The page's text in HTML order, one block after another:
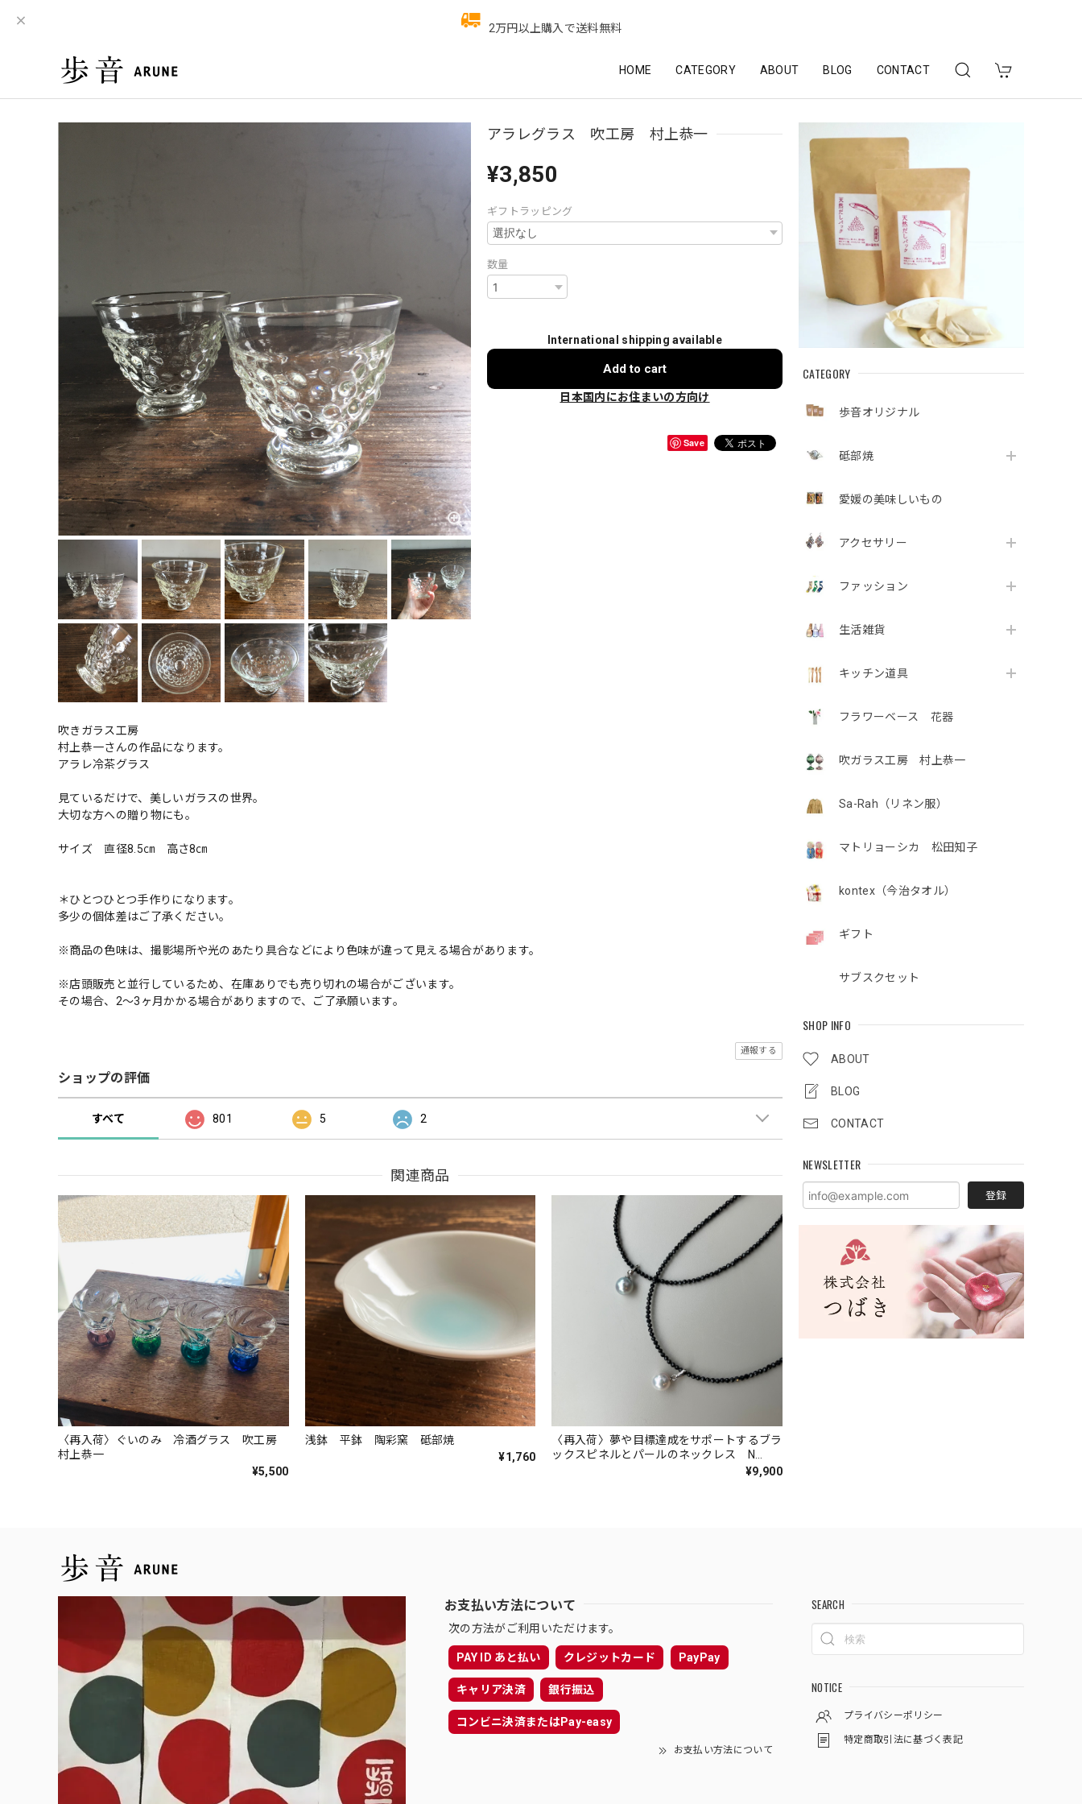
2万円以上購入で送料無料
HOME CATEGORY ABOUT BLOG CONTACT
CATEGORY
歩音オリジナル
砥部焼
愛媛の美味しいもの
アクセサリー
ファッション
生活雑貨
キッチン道具
フラワーベース 花器
吹ガラス工房 村上恭一
Sa-Rah（リネン服）
マトリョーシカ 松田知子
kontex（今治タオル）
ギフト
サブスクセット
SHOP INFO
ABOUT
BLOG
CONTACT
NEWSLETTER
登録
アラレグラス 吹工房 村上恭一
¥3,850
ギフトラッピング
数量
International shipping available
Add to cart
日本国内にお住まいの方向け
Save
吹きガラス工房
村上恭一さんの作品になります。
アラレ冷茶グラス
見ているだけで、美しいガラスの世界。
大切な方への贈り物にも。
サイズ 直径8.5㎝ 高さ8㎝
＊ひとつひとつ手作りになります。
多少の個体差はご了承ください。
※商品の色味は、撮影場所や光のあたり具合などにより色味が違って見える場合があります。
※店頭販売と並行しているため、在庫ありでも売り切れの場合がございます。
その場合、2〜3ヶ月かかる場合がありますので、ご了承願います。
通報する
ショップの評価
すべて 801 5 2
関連商品
〈再入荷〉ぐいのみ 冷酒グラス 吹工房
村上恭一
¥5,500
浅鉢 平鉢 陶彩窯 砥部焼
¥1,760
〈再入荷〉夢や目標達成をサポートするブラ
ックスピネルとパールのネックレス N
¥9,900
お支払い方法について
次の方法がご利用いただけます。
PAY ID あと払い クレジットカード PayPay
キャリア決済 銀行振込
コンビニ決済またはPay-easy
お支払い方法について
SEARCH
NOTICE
プライバシーポリシー
特定商取引法に基づく表記